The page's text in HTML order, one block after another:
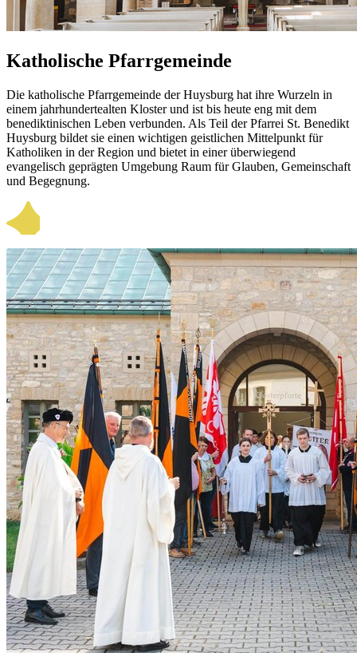
Katholische Pfarrgemeinde
Die katholische Pfarrgemeinde der Huysburg hat ihre Wurzeln in
einem jahrhundertealten Kloster und ist bis heute eng mit dem
benediktinischen Leben verbunden. Als Teil der Pfarrei St. Benedikt
Huysburg bildet sie einen wichtigen geistlichen Mittelpunkt für
Katholiken in der Region und bietet in einer überwiegend
evangelisch geprägten Umgebung Raum für Glauben, Gemeinschaft
und Begegnung.